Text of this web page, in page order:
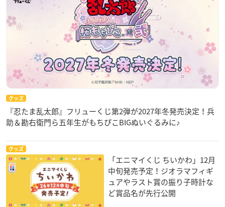
グッズ
『忍たま乱太郎』フリューくじ第2弾が2027年冬発売決定！兵
助＆勘右衛門ら五年生がもちぴこBIGぬいぐるみに♪
グッズ
「エニマイくじ ちいかわ」12月
中旬発売予定！ジオラマフィギ
ュアやラスト賞の振り子時計な
ど賞品名が先行公開